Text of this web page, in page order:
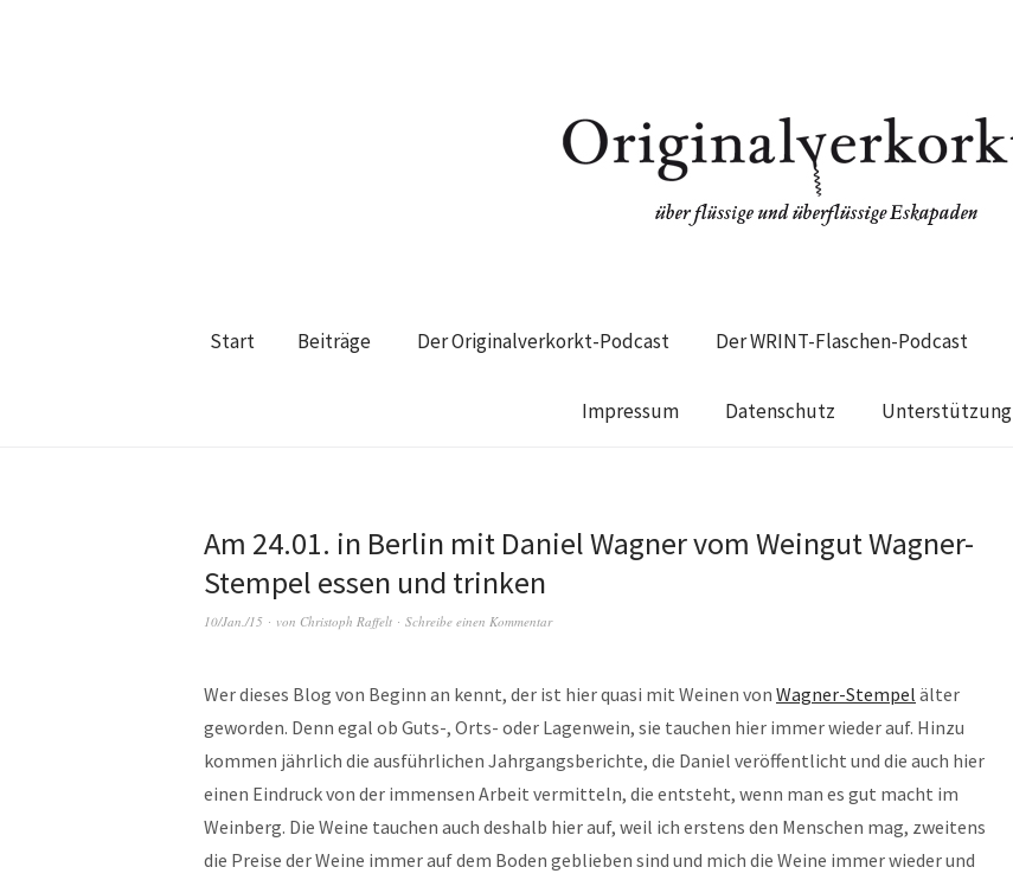
Start Beiträge Der Originalverkorkt-Podcast Der WRINT-Flaschen-Podcast
Impressum Datenschutz Unterstützung
Am 24.01. in Berlin mit Daniel Wagner vom Weingut Wagner-
Stempel essen und trinken
10/Jan./15 von Christoph Raffelt Schreibe einen Kommentar
Wer dieses Blog von Beginn an kennt, der ist hier quasi mit Weinen von Wagner-Stempel älter
geworden. Denn egal ob Guts-, Orts- oder Lagenwein, sie tauchen hier immer wieder auf. Hinzu
kommen jährlich die ausführlichen Jahrgangsberichte, die Daniel veröffentlicht und die auch hier
einen Eindruck von der immensen Arbeit vermitteln, die entsteht, wenn man es gut macht im
Weinberg. Die Weine tauchen auch deshalb hier auf, weil ich erstens den Menschen mag, zweitens
die Preise der Weine immer auf dem Boden geblieben sind und mich die Weine immer wieder und